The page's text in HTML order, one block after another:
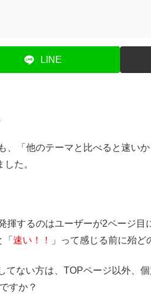
LINE
、「他のテーマと比べると速い
た。
揮するのはユーザーが2ページ目
速い！！ 」って感じる前に殆ど
ない方は、TOPページ以外、
すか？